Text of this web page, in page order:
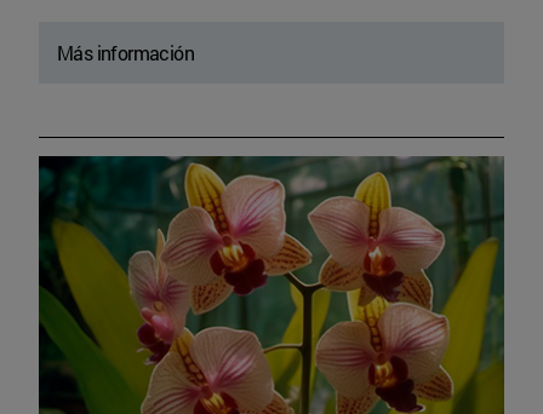
Más información